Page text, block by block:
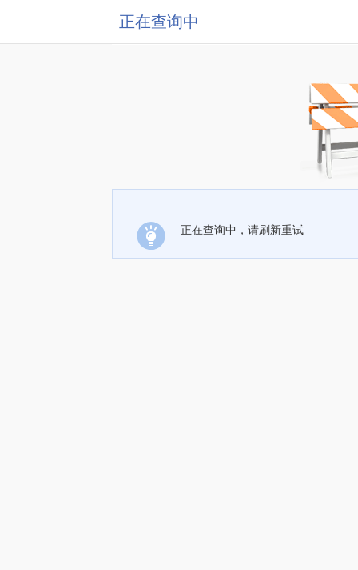
正在查询中
正在查询中，请刷新重试